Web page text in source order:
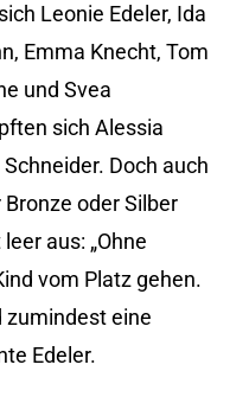
Leonie Edeler, Ida
Emma Knecht, Tom
und Svea
sich Alessia
Doch auch
oder Silber
aus: „Ohne
vom Platz gehen.
zumindest eine
Edeler.